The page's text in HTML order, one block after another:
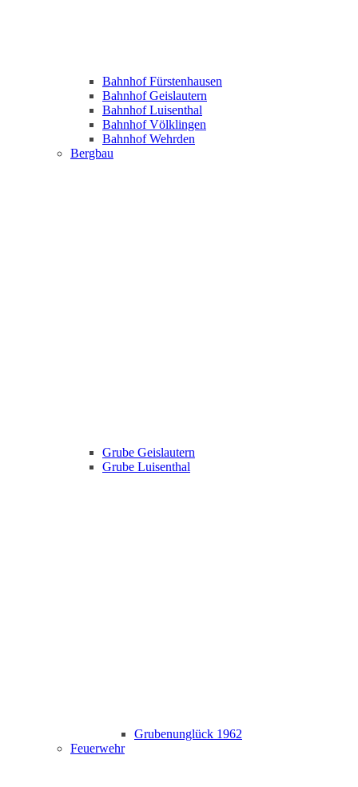
Bahnhof Fürstenhausen
Bahnhof Geislautern
Bahnhof Luisenthal
Bahnhof Völklingen
Bahnhof Wehrden
Bergbau
Grube Geislautern
Grube Luisenthal
Grubenunglück 1962
Feuerwehr